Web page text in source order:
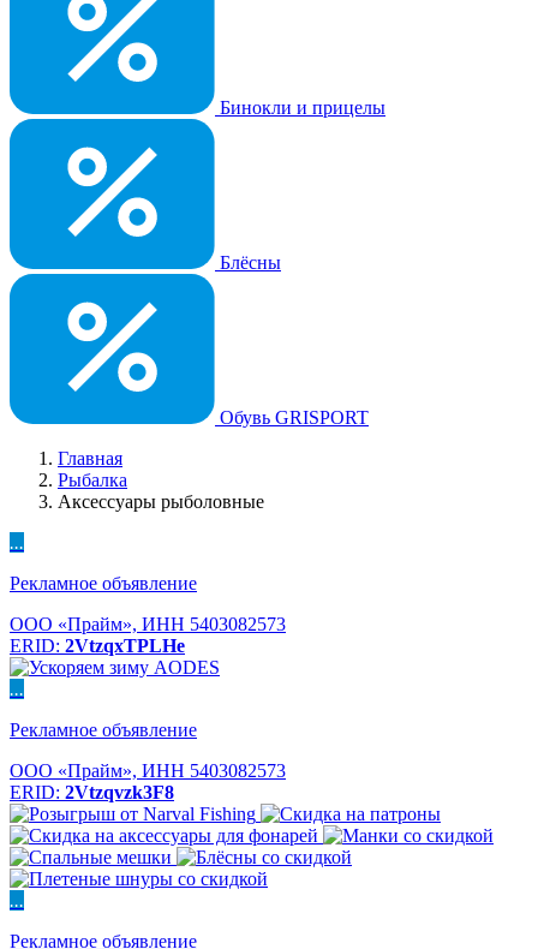
Бинокли и прицелы
Блёсны
Обувь GRISPORT
Главная
Рыбалка
Аксессуары рыболовные
...
Рекламное объявление
ООО «Прайм», ИНН 5403082573
ERID: 2VtzqxTPLHe
...
Рекламное объявление
ООО «Прайм», ИНН 5403082573
ERID: 2Vtzqvzk3F8
...
Рекламное объявление